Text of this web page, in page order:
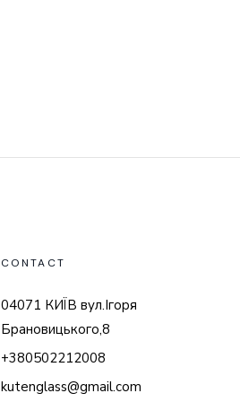
CONTACT
04071 КИЇВ вул.Ігоря
Брановицького,8
+380502212008
kutenglass@gmail.com